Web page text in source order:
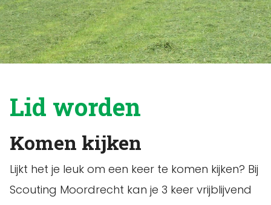
Lid worden
Komen kijken
Lijkt het je leuk om een keer te komen kijken? Bij
Scouting Moordrecht kan je 3 keer vrijblijvend